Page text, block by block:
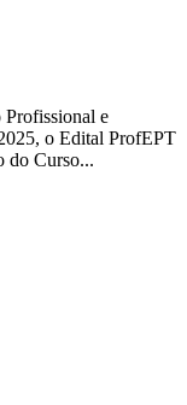
Profissional e
o Edital ProfEPT
do Curso...